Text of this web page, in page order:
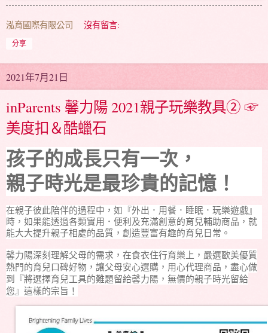
泓育國際有限公司 沒有留言:
分享
2021年7月21日
inParents 馨力陽 2021親子玩樂教具② ☞
美度扣＆酷蠟石
孩子的成長只有一次，
親子時光是最珍貴的記憶！
在親子彼此陪伴的過程中，如『外出．用餐．睡眠．玩樂遊戲』
時，如果能透過各類實用．便利及充滿創意的育兒輔助商品，就
能大大提升親子相處的品質，創造豐富有趣的育兒日常。
馨力陽深刻理解父母的需求，在食衣住行育樂上，嚴選歐美優質
熱門的育兒口碑好物，讓父母安心選購，用心代理商品，盡心做
到『將選擇育兒工具的難題留給馨力陽，無價的親子時光留給
您』這樣的宗旨！